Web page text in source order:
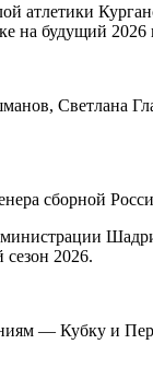
на будущий
Светлана
сборной
2026.
— Кубку и